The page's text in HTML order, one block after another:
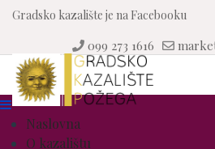
Gradsko kazalište je na Facebooku
099 273 1616
Naslovna
O kazalištu